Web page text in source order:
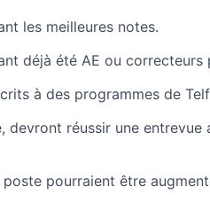
les meilleures notes.
déjà été AE ou correcteurs
à des programmes de
devront réussir une entrevue
pourraient être